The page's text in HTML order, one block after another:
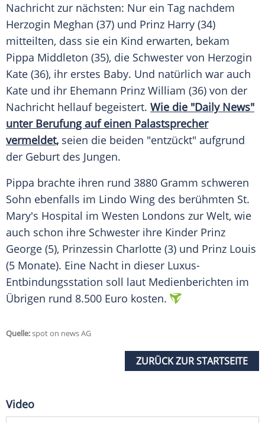
Nachricht zur nächsten: Nur ein Tag nachdem
Herzogin Meghan (37) und Prinz Harry (34)
mitteilten, dass sie ein Kind erwarten, bekam
Pippa Middleton (35), die Schwester von Herzogin
Kate (36), ihr erstes Baby. Und natürlich war auch
Kate und ihr Ehemann Prinz William (36) von der
Nachricht hellauf begeistert. Wie die "Daily News"
unter Berufung auf einen Palastsprecher
vermeldet, seien die beiden "entzückt" aufgrund
der Geburt des Jungen.
Pippa brachte ihren rund 3880 Gramm schweren
Sohn ebenfalls im Lindo Wing des berühmten St.
Mary's Hospital im Westen Londons zur Welt, wie
auch schon ihre Schwester ihre Kinder Prinz
George (5), Prinzessin Charlotte (3) und Prinz Louis
(5 Monate). Eine Nacht in dieser Luxus-
Entbindungsstation soll laut Medienberichten im
Übrigen rund 8.500 Euro kosten.
Quelle:spot on news AG
ZURÜCK ZUR STARTSEITE
Video